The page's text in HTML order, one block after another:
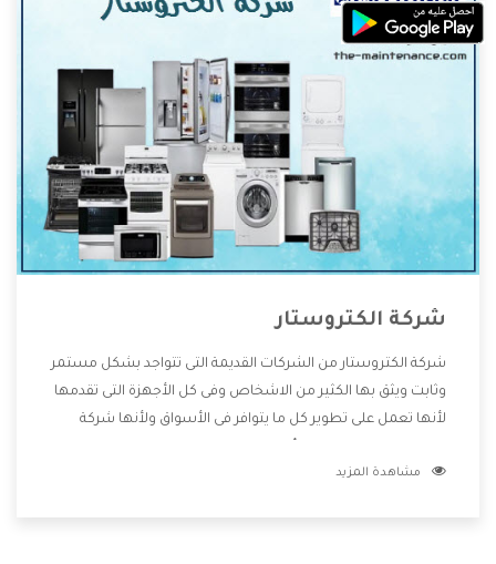
شركة الكتروستار
شركة الكتروستار من الشركات القديمة التى تتواجد بشكل مستمر
وثابت ويثق بها الكثير من الاشخاص وفى كل الأجهزة التى تقدمها
لأنها تعمل على تطوير كل ما يتوافر فى الأسواق ولأنها شركة
وتقدم للعملاء أقوى العروض والخصومات التى تسهل على
مشاهدة المزيد